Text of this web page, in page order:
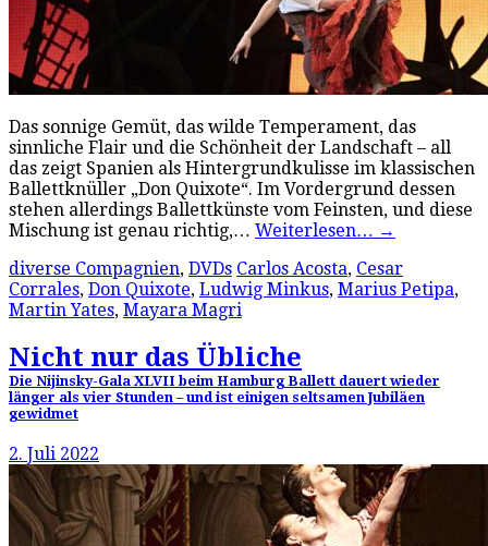
Das sonnige Gemüt, das wilde Temperament, das
sinnliche Flair und die Schönheit der Landschaft – all
das zeigt Spanien als Hintergrundkulisse im klassischen
Ballettknüller „Don Quixote“. Im Vordergrund dessen
stehen allerdings Ballettkünste vom Feinsten, und diese
Mischung ist genau richtig,… Weiterlesen… →
diverse Compagnien, DVDs Carlos Acosta, Cesar
Corrales, Don Quixote, Ludwig Minkus, Marius Petipa,
Martin Yates, Mayara Magri
Nicht nur das Übliche
Die Nijinsky-Gala XLVII beim Hamburg Ballett dauert wieder
länger als vier Stunden – und ist einigen seltsamen Jubiläen
gewidmet
2. Juli 2022